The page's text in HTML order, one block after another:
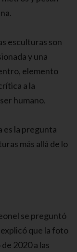
esculturas son
y una
elemento
a la
humano.
es la pregunta
más allá de lo
se preguntó
que la foto
2020 a las